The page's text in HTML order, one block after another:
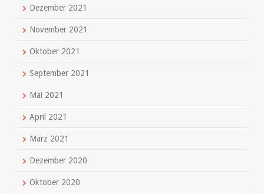
Dezember 2021
November 2021
Oktober 2021
September 2021
Mai 2021
April 2021
März 2021
Dezember 2020
Oktober 2020